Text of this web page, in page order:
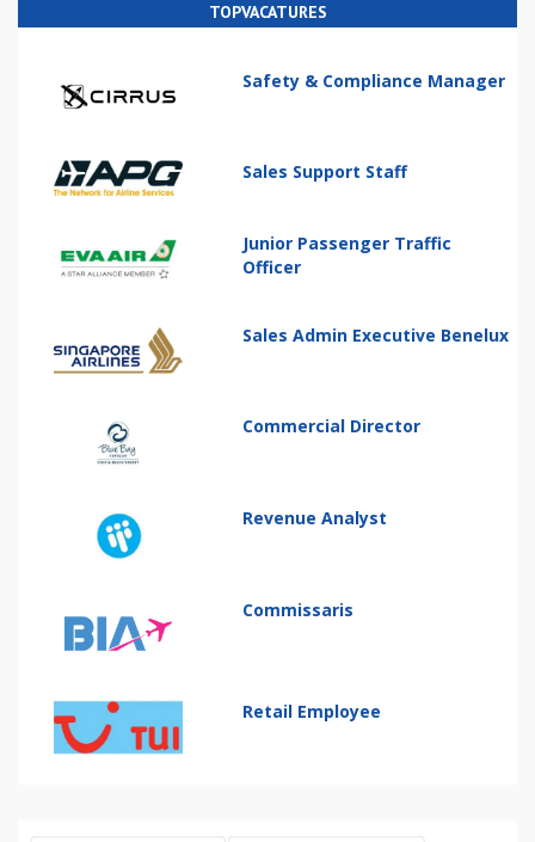
TOPVACATURES
Safety & Compliance Manager
Sales Support Staff
Junior Passenger Traffic
Officer
Sales Admin Executive Benelux
Commercial Director
Revenue Analyst
Commissaris
Retail Employee